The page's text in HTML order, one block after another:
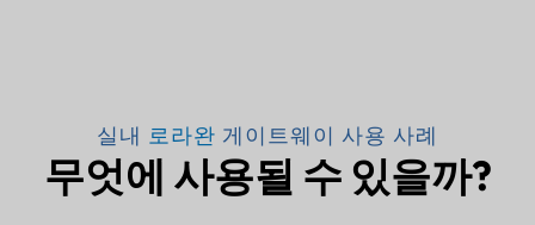
실내 로라완 게이트웨이 사용 사례
무엇에 사용될 수 있을까?